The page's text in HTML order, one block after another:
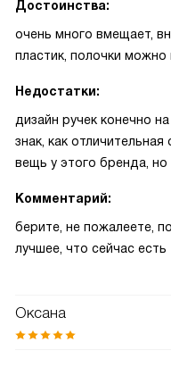
Достоинства:
очень много вмещает,
пластик, полочки можно
Недостатки:
дизайн ручек конечно
знак, как
вещь у этого бренда,
Комментарий:
берите, не пожалеете,
лучшее, что сейчас есть
Оксана